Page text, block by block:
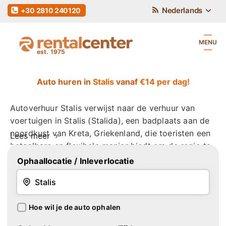
Nederlands
+30 2810 240120
MENU
Auto huren in Stalisvanaf €14 per dag!
Autoverhuur Stalis verwijst naar de verhuur van
voertuigen in Stalis (Stalida), een badplaats aan de
noordkust van Kreta, Griekenland, die toeristen een
betaalbare en flexibele manier biedt om de regio te
verkennen. Deze service is bijzonder voordelig voor
reizigers die minder bekende gebieden buiten de
belangrijkste toeristische routes willen ontdekken.
Volgens het Kreta Toerisme en Mobiliteitsrapport
2024 gebruikt meer dan 58% van de onafhankelijke
Leesmeer
Ophaallocatie / Inleverlocatie
Hoe wil je de auto ophalen